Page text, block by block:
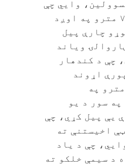
وايي چې
په دغه ولایت کې د ۷۶۷ مترو په اوږد
چارې پيل
ویاند
چې د کندهار
اړوند
دریېم ګذر کې د ۷۶۷ مترو په
او ۲ مترو په سور د یو
يې پیل کړي، چې
ګټې اخیستنې ته
چې د یاد
د سیمې خلکو ته